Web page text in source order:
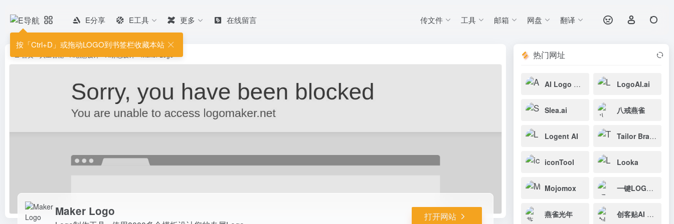
按「Ctrl+D」或拖动LOGO到书签栏收藏本站
E分享 E工具 更多 在线留言 传文件 工具 邮箱 网盘 翻译
Maker Logo 打开网站
Logo制作工具 - 使用8000多个模板设计您的专属Logo
热门网址
AI Logo Maker LogoAI.ai
Slea.ai 八戒燕雀
Logent AI Tailor Brands Logo
iconTool Looka
Mojomox 一键LOGO设计
燕雀光年 创客贴AI Logo